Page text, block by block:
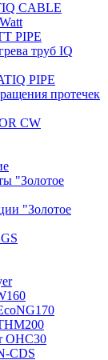
CABLE
PIPE
труб IQ
PIPE
протечек
CW
"Золотое
"Золотое
OHC30
CDS